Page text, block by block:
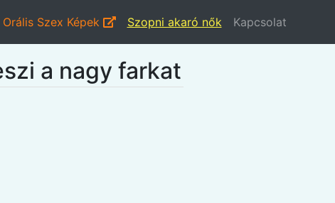
Orális Szex Képek Szopni akaró nők Kapcsolat
a nagy farkat